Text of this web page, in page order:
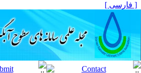
[ فارسی ]